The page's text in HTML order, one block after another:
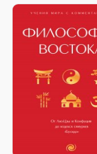
жизни